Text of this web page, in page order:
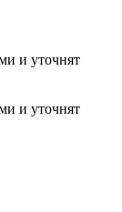
и уточнят
и уточнят